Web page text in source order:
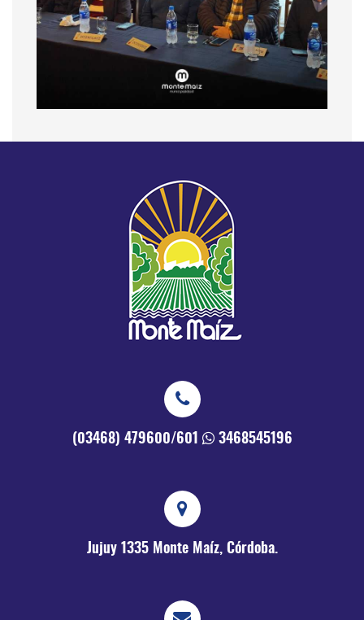
(03468) 479600/601 3468545196
Jujuy 1335 Monte Maíz, Córdoba.